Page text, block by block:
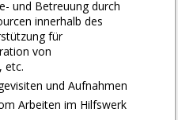
AGBDatenschutz